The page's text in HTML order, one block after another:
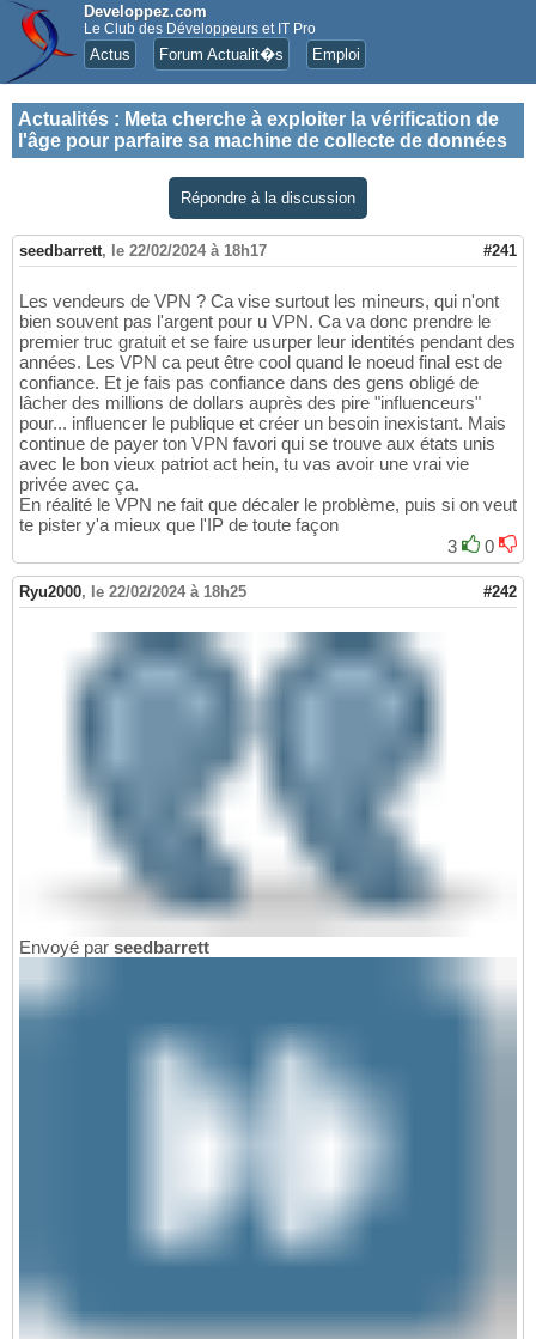
Developpez.com
Le Club des Développeurs et IT Pro
Actus Forum Actualit�s Emploi
Actualités : Meta cherche à exploiter la vérification de
l'âge pour parfaire sa machine de collecte de données
Répondre à la discussion
seedbarrett, le 22/02/2024 à 18h17 #241
Les vendeurs de VPN ? Ca vise surtout les mineurs, qui n'ont
bien souvent pas l'argent pour u VPN. Ca va donc prendre le
premier truc gratuit et se faire usurper leur identités pendant des
années. Les VPN ca peut être cool quand le noeud final est de
confiance. Et je fais pas confiance dans des gens obligé de
lâcher des millions de dollars auprès des pire "influenceurs"
pour... influencer le publique et créer un besoin inexistant. Mais
continue de payer ton VPN favori qui se trouve aux états unis
avec le bon vieux patriot act hein, tu vas avoir une vrai vie
privée avec ça.
En réalité le VPN ne fait que décaler le problème, puis si on veut
te pister y'a mieux que l'IP de toute façon
3
0
Ryu2000, le 22/02/2024 à 18h25 #242
Envoyé par seedbarrett